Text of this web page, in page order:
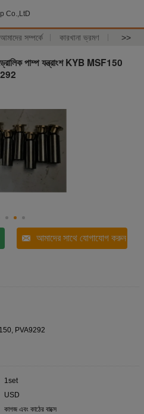
Co.,LtD
আমাদের সম্পর্কে কারখানা ভ্রমণ >>
পাম্প যন্ত্রাংশ KYB MSF150
আমাদের সাথে যোগাযোগ করুন
PVA9292
1set
USD
কাগজ এবং কাঠের বাক্সে